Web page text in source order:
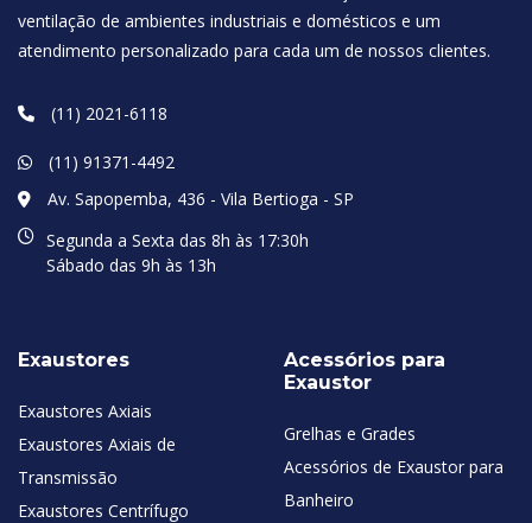
ventilação de ambientes industriais e domésticos e um
atendimento personalizado para cada um de nossos clientes.
(11) 2021-6118
(11) 91371-4492
Av. Sapopemba, 436 - Vila Bertioga - SP
Segunda a Sexta das 8h às 17:30h
Sábado das 9h às 13h
Exaustores
Exaustores Axiais
Exaustores Axiais de
Transmissão
Exaustores Centrífugo
Acessórios para
Exaustor
Grelhas e Grades
Acessórios de Exaustor para
Banheiro